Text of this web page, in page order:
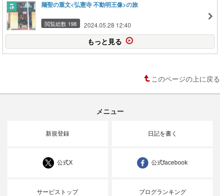
麺聖の重文<弘憲寺 不動明王像>の旅
閲覧総数 198 2024.05.28 12:40
もっと見る
このページの上に戻る
メニュー
新規登録 日記を書く
公式X 公式facebook
サービストップ ブログランキング